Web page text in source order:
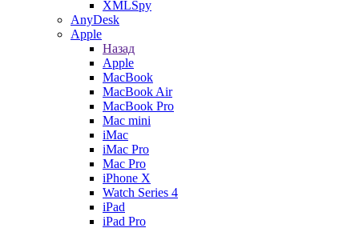
XMLSpy
AnyDesk
Apple
Назад
Apple
MacBook
MacBook Air
MacBook Pro
Mac mini
iMac
iMac Pro
Mac Pro
iPhone X
Watch Series 4
iPad
iPad Pro